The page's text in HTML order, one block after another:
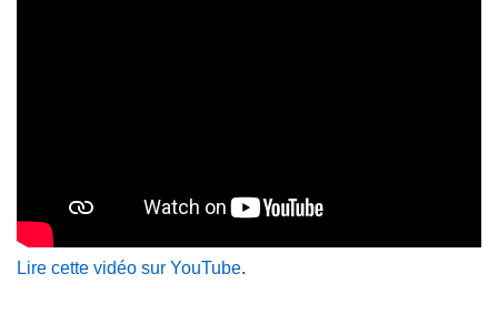
Lire cette vidéo sur YouTube.